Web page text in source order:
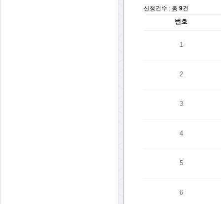
신청건수 : 총 9건
번호
1
2
3
4
5
6